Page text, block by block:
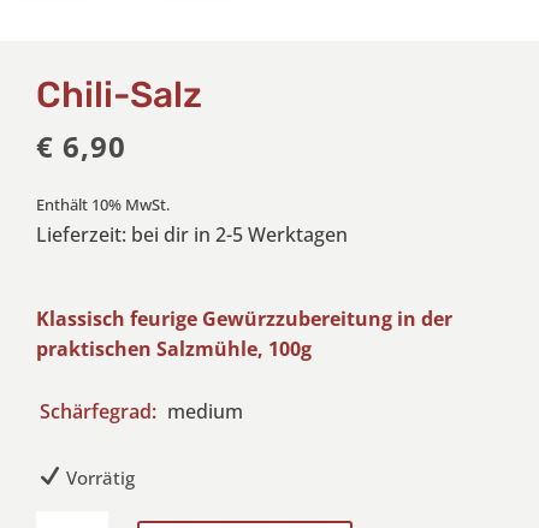
Chili-Salz
€ 6,90
Enthält 10% MwSt.
Lieferzeit: bei dir in 2-5 Werktagen
Klassisch feurige Gewürzzubereitung in der
praktischen Salzmühle, 100g
Schärfegrad: medium
Vorrätig